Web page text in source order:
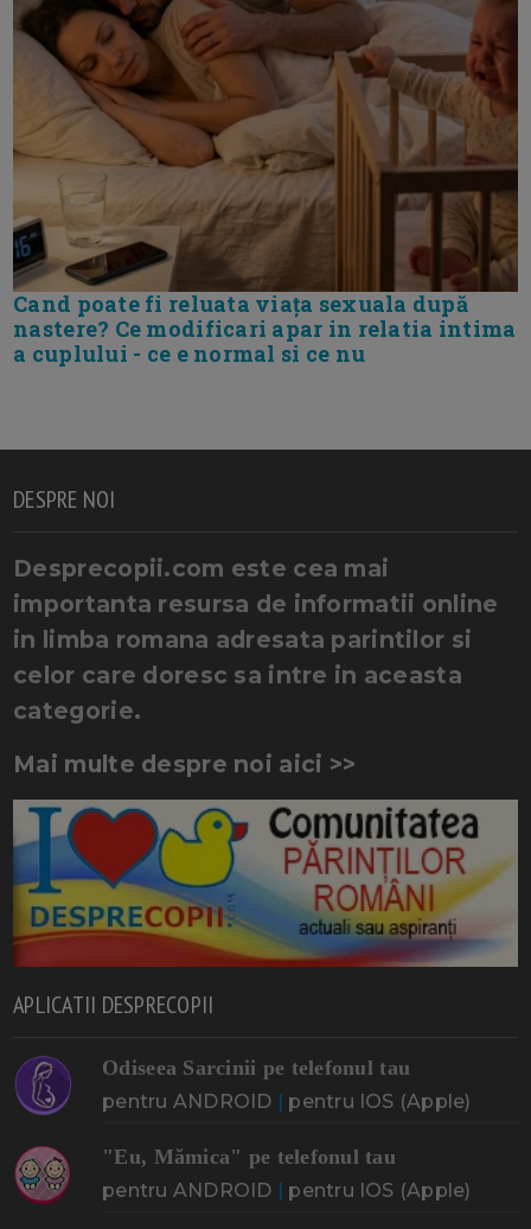
Cand poate fi reluata viața sexuala după
nastere? Ce modificari apar in relatia intima
a cuplului - ce e normal si ce nu
DESPRE NOI
Desprecopii.com este cea mai
importanta resursa de informatii online
in limba romana adresata parintilor si
celor care doresc sa intre in aceasta
categorie.
Mai multe despre noi aici >>
APLICATII DESPRECOPII
Odiseea Sarcinii pe telefonul tau
pentru ANDROID | pentru IOS (Apple)
"Eu, Mămica" pe telefonul tau
pentru ANDROID | pentru IOS (Apple)